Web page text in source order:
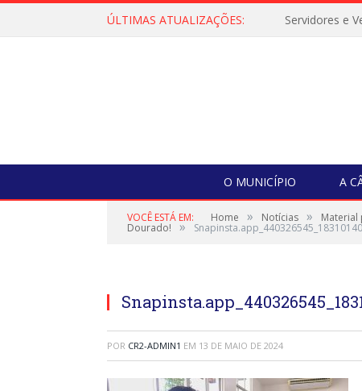
ÚLTIMAS ATUALIZAÇÕES:
O MUNICÍPIO A
VOCÊ ESTÁ EM: Home » Notícias » Material
Dourado! »
POR CR2-ADMIN1 EM 13 DE MAIO DE 2024